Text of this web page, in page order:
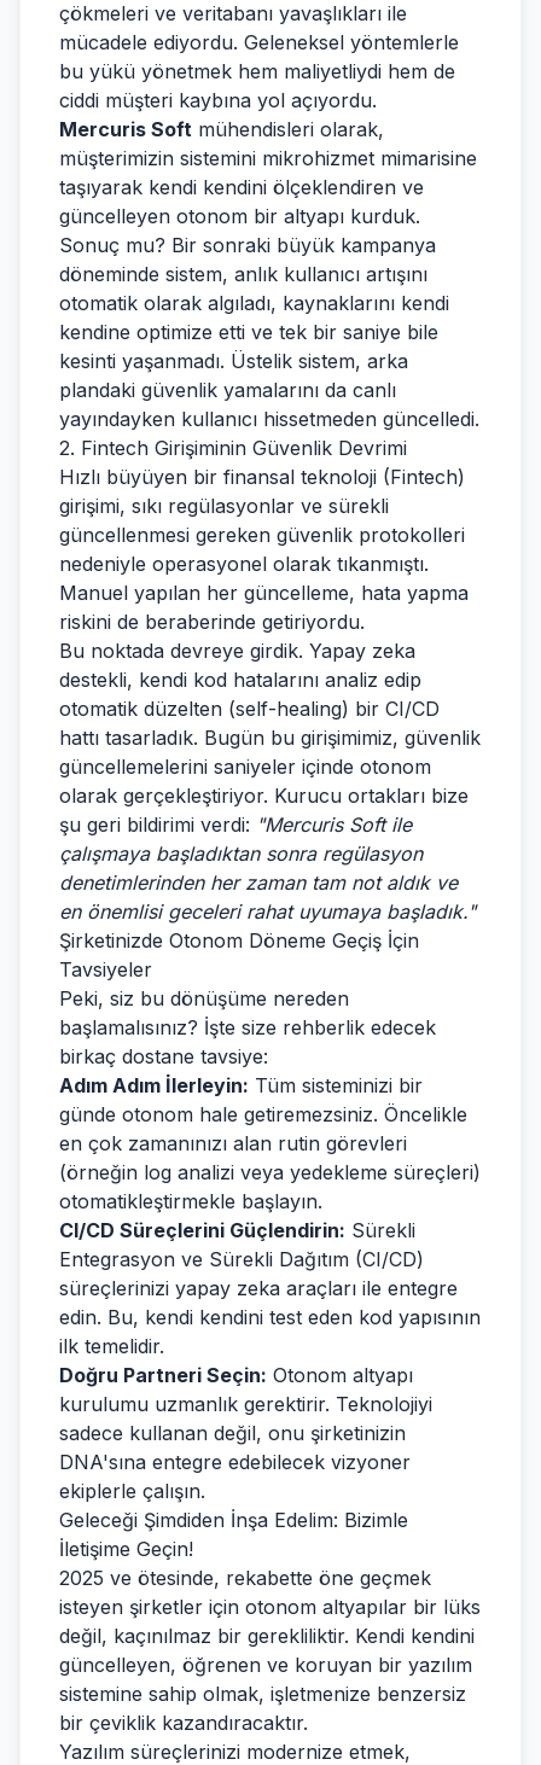
çökmeleri ve veritabanı yavaşlıkları ile
mücadele ediyordu. Geleneksel yöntemlerle
bu yükü yönetmek hem maliyetliydi hem de
ciddi müşteri kaybına yol açıyordu.
Mercuris Soft mühendisleri olarak,
müşterimizin sistemini mikrohizmet mimarisine
taşıyarak kendi kendini ölçeklendiren ve
güncelleyen otonom bir altyapı kurduk.
Sonuç mu? Bir sonraki büyük kampanya
döneminde sistem, anlık kullanıcı artışını
otomatik olarak algıladı, kaynaklarını kendi
kendine optimize etti ve tek bir saniye bile
kesinti yaşanmadı. Üstelik sistem, arka
plandaki güvenlik yamalarını da canlı
yayındayken kullanıcı hissetmeden güncelledi.
2. Fintech Girişiminin Güvenlik Devrimi
Hızlı büyüyen bir finansal teknoloji (Fintech)
girişimi, sıkı regülasyonlar ve sürekli
güncellenmesi gereken güvenlik protokolleri
nedeniyle operasyonel olarak tıkanmıştı.
Manuel yapılan her güncelleme, hata yapma
riskini de beraberinde getiriyordu.
Bu noktada devreye girdik. Yapay zeka
destekli, kendi kod hatalarını analiz edip
otomatik düzelten (self-healing) bir CI/CD
hattı tasarladık. Bugün bu girişimimiz, güvenlik
güncellemelerini saniyeler içinde otonom
olarak gerçekleştiriyor. Kurucu ortakları bize
şu geri bildirimi verdi: "Mercuris Soft ile
çalışmaya başladıktan sonra regülasyon
denetimlerinden her zaman tam not aldık ve
en önemlisi geceleri rahat uyumaya başladık."
Şirketinizde Otonom Döneme Geçiş İçin
Tavsiyeler
Peki, siz bu dönüşüme nereden
başlamalısınız? İşte size rehberlik edecek
birkaç dostane tavsiye:
Adım Adım İlerleyin: Tüm sisteminizi bir
günde otonom hale getiremezsiniz. Öncelikle
en çok zamanınızı alan rutin görevleri
(örneğin log analizi veya yedekleme süreçleri)
otomatikleştirmekle başlayın.
CI/CD Süreçlerini Güçlendirin: Sürekli
Entegrasyon ve Sürekli Dağıtım (CI/CD)
süreçlerinizi yapay zeka araçları ile entegre
edin. Bu, kendi kendini test eden kod yapısının
ilk temelidir.
Doğru Partneri Seçin: Otonom altyapı
kurulumu uzmanlık gerektirir. Teknolojiyi
sadece kullanan değil, onu şirketinizin
DNA'sına entegre edebilecek vizyoner
ekiplerle çalışın.
Geleceği Şimdiden İnşa Edelim: Bizimle
İletişime Geçin!
2025 ve ötesinde, rekabette öne geçmek
isteyen şirketler için otonom altyapılar bir lüks
değil, kaçınılmaz bir gerekliliktir. Kendi kendini
güncelleyen, öğrenen ve koruyan bir yazılım
sistemine sahip olmak, işletmenize benzersiz
bir çeviklik kazandıracaktır.
Yazılım süreçlerinizi modernize etmek,